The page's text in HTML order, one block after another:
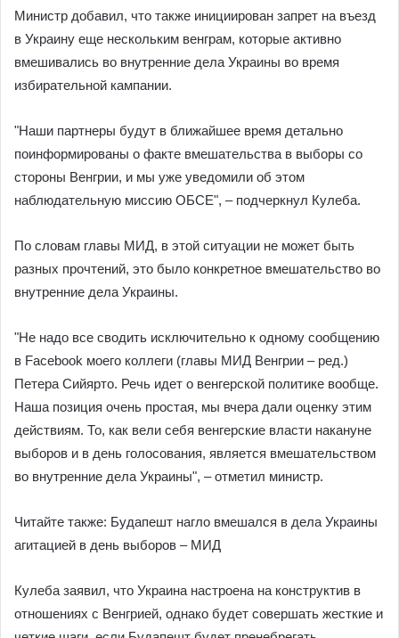
Министр добавил, что также инициирован запрет на въезд
в Украину еще нескольким венграм, которые активно
вмешивались во внутренние дела Украины во время
избирательной кампании.
"Наши партнеры будут в ближайшее время детально
поинформированы о факте вмешательства в выборы со
стороны Венгрии, и мы уже уведомили об этом
наблюдательную миссию ОБСЕ", – подчеркнул Кулеба.
По словам главы МИД, в этой ситуации не может быть
разных прочтений, это было конкретное вмешательство во
внутренние дела Украины.
"Не надо все сводить исключительно к одному сообщению
в Facebook моего коллеги (главы МИД Венгрии – ред.)
Петера Сийярто. Речь идет о венгерской политике вообще.
Наша позиция очень простая, мы вчера дали оценку этим
действиям. То, как вели себя венгерские власти накануне
выборов и в день голосования, является вмешательством
во внутренние дела Украины", – отметил министр.
Читайте также: Будапешт нагло вмешался в дела Украины
агитацией в день выборов – МИД
Кулеба заявил, что Украина настроена на конструктив в
отношениях с Венгрией, однако будет совершать жесткие и